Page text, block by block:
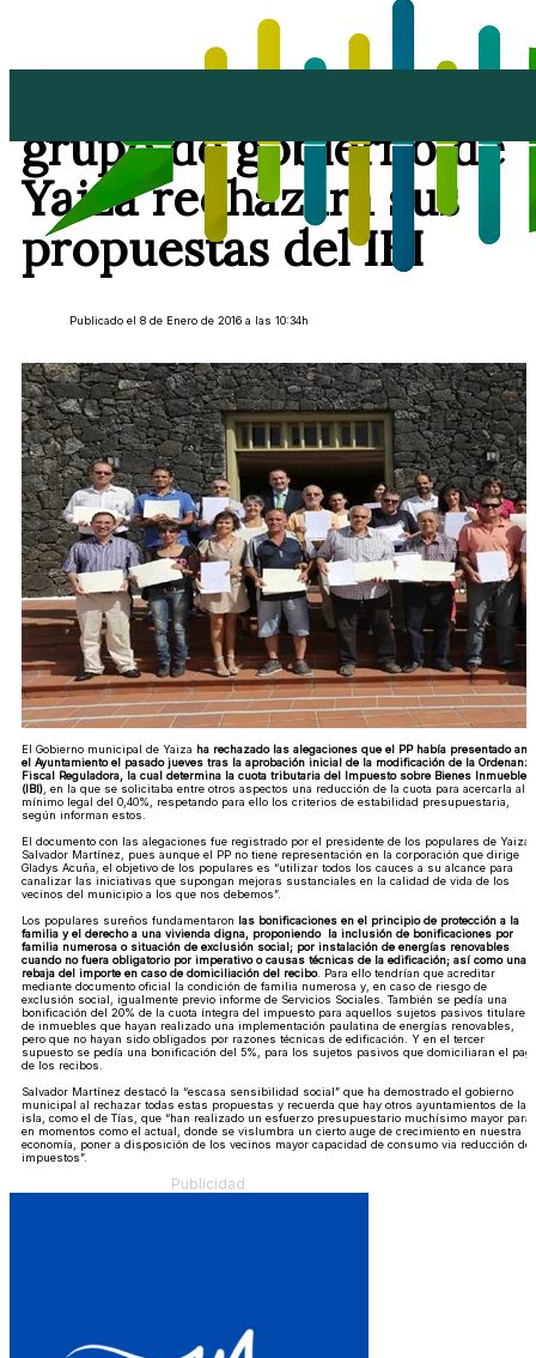
grupo de gobierno de
Yaiza rechazara sus
propuestas del IBI
Publicado el 8 de Enero de 2016 a las 10:34h
El Gobierno municipal de Yaiza ha rechazado las alegaciones que el PP había presentado ante
el Ayuntamiento el pasado jueves tras la aprobación inicial de la modificación de la Ordenanza
Fiscal Reguladora, la cual determina la cuota tributaria del Impuesto sobre Bienes Inmuebles
(IBI) , en la que se solicitaba entre otros aspectos una reducción de la cuota para acercarla al
mínimo legal del 0,40%, respetando para ello los criterios de estabilidad presupuestaria,
según informan estos.
El documento con las alegaciones fue registrado por el presidente de los populares de Yaiza,
Salvador Martínez, pues aunque el PP no tiene representación en la corporación que dirige
Gladys Acuña, el objetivo de los populares es “utilizar todos los cauces a su alcance para
canalizar las iniciativas que supongan mejoras sustanciales en la calidad de vida de los
vecinos del municipio a los que nos debemos”.
Los populares sureños fundamentaron las bonificaciones en el principio de protección a la
familia y el derecho a una vivienda digna, proponiendo la inclusión de bonificaciones por
familia numerosa o situación de exclusión social; por instalación de energías renovables
cuando no fuera obligatorio por imperativo o causas técnicas de la edificación; así como una
rebaja del importe en caso de domiciliación del recibo. Para ello tendrían que acreditar
mediante documento oficial la condición de familia numerosa y, en caso de riesgo de
exclusión social, igualmente previo informe de Servicios Sociales. También se pedía una
bonificación del 20% de la cuota íntegra del impuesto para aquellos sujetos pasivos titulares
de inmuebles que hayan realizado una implementación paulatina de energías renovables,
pero que no hayan sido obligados por razones técnicas de edificación. Y en el tercer
supuesto se pedía una bonificación del 5%, para los sujetos pasivos que domiciliaran el
de los recibos.
Salvador Martínez destacó la “escasa sensibilidad social” que ha demostrado el gobierno
municipal al rechazar todas estas propuestas y recuerda que hay otros ayuntamientos de la
isla, como el de Tías, que “han realizado un esfuerzo presupuestario muchísimo mayor para,
en momentos como el actual, donde se vislumbra un cierto auge de crecimiento en nuestra
economía, poner a disposición de los vecinos mayor capacidad de consumo via reducción de
impuestos”.
Publicidad